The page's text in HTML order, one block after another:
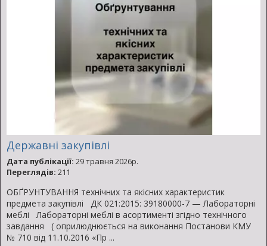
Державні закупівлі
Дата публікації: 29 травня 2026р.
Переглядів: 211
ОБҐРУНТУВАННЯ технічних та якісних характеристик
предмета закупівлі ДК 021:2015: 39180000-7 — Лабораторні
меблі Лабораторні меблі в асортименті згідно технічного
завдання ( оприлюднюється на виконання Постанови КМУ
№ 710 від 11.10.2016 «Пр ...